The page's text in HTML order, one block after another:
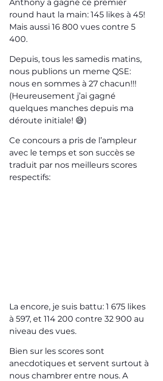
Anthony a gagné ce premier
round haut la main: 145 likes à 45!
Mais aussi 16 800 vues contre 5
400.
Depuis, tous les samedis matins,
nous publions un meme QSE:
nous en sommes à 27 chacun!!!
(Heureusement j’ai gagné
quelques manches depuis ma
déroute initiale! 😅)
Ce concours a pris de l’ampleur
avec le temps et son succès se
traduit par nos meilleurs scores
respectifs:
La encore, je suis battu: 1 675 likes
à 597, et 114 200 contre 32 900 au
niveau des vues.
Bien sur les scores sont
anecdotiques et servent surtout à
nous chambrer entre nous. A